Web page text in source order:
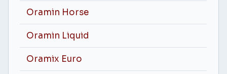
Oramin Horse
Oramin Liquid
Oramix Euro